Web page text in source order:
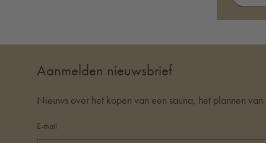
Aanmelden nieuwsbrief
Nieuws over het kopen van een sauna, het plannen
E-mail